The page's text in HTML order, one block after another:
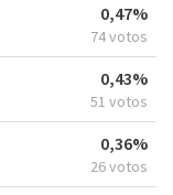
0,47%
74 votos
0,43%
51 votos
0,36%
26 votos